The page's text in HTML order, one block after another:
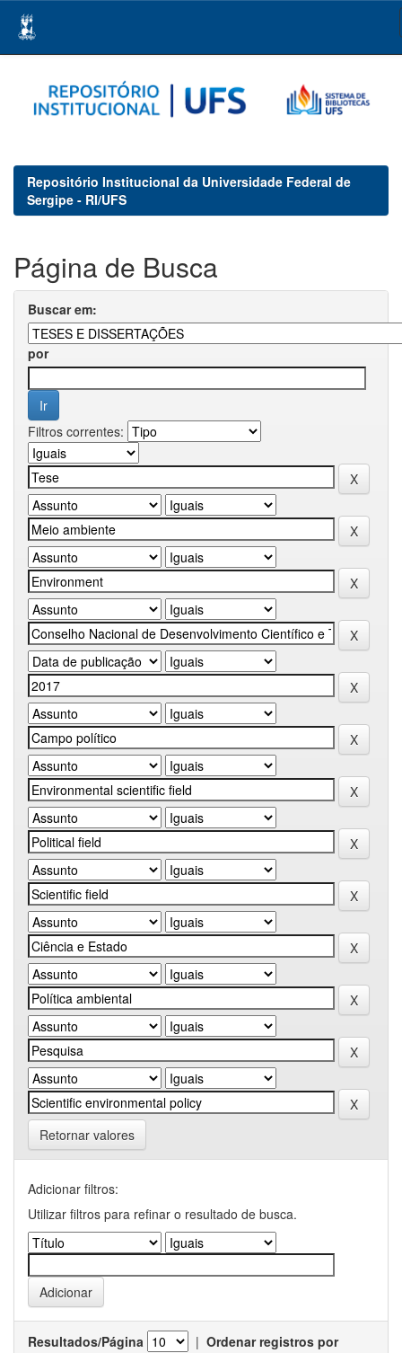
navigation
Repositório Institucional da Universidade Federal de
Sergipe - RI/UFS
Página de Busca
Buscar em:
por
Filtros correntes:
Retornar valores
Adicionar filtros:
Utilizar filtros para refinar o resultado de busca.
Resultados/Página | Ordenar registros por